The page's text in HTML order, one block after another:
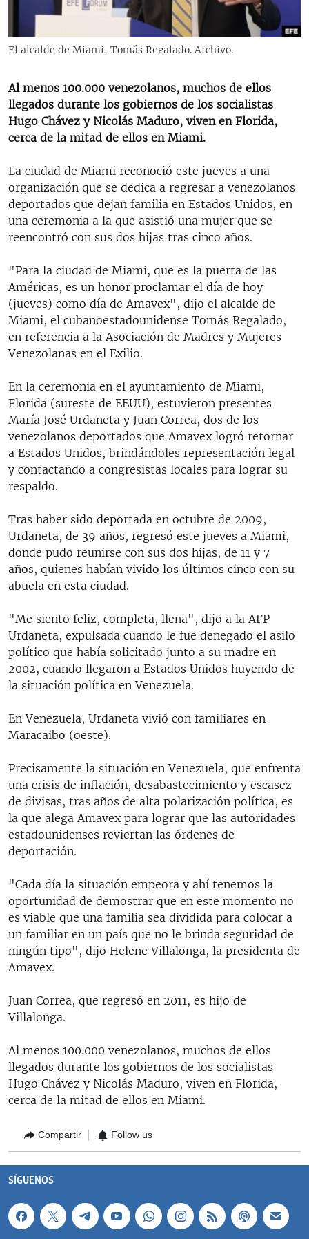
RADIO MARTÍ
ESPECIALES
LA REALIDAD DE LA VIVIENDA EN CUBA
SER VIEJO EN CUBA
KENTU-CUBANO
DESINFORMACIÓN RUSA EN AMÉRICA LATINA
LA INVASIÓN DE RUSIA A UCRANIA
EDITORIALES
SÍGUENOS
El alcalde de Miami, Tomás Regalado. Archivo.
Al menos 100.000 venezolanos, muchos de ellos
llegados durante los gobiernos de los socialistas
Hugo Chávez y Nicolás Maduro, viven en Florida,
cerca de la mitad de ellos en Miami.
La ciudad de Miami reconoció este jueves a una
organización que se dedica a regresar a venezolanos
deportados que dejan familia en Estados Unidos, en
una ceremonia a la que asistió una mujer que se
reencontró con sus dos hijas tras cinco años.
"Para la ciudad de Miami, que es la puerta de las
Américas, es un honor proclamar el día de hoy
(jueves) como día de Amavex", dijo el alcalde de
Miami, el cubanoestadounidense Tomás Regalado,
en referencia a la Asociación de Madres y Mujeres
Venezolanas en el Exilio.
En la ceremonia en el ayuntamiento de Miami,
Florida (sureste de EEUU), estuvieron presentes
María José Urdaneta y Juan Correa, dos de los
venezolanos deportados que Amavex logró retornar
a Estados Unidos, brindándoles representación legal
y contactando a congresistas locales para lograr su
respaldo.
Tras haber sido deportada en octubre de 2009,
Urdaneta, de 39 años, regresó este jueves a Miami,
donde pudo reunirse con sus dos hijas, de 11 y 7
años, quienes habían vivido los últimos cinco con su
abuela en esta ciudad.
"Me siento feliz, completa, llena", dijo a la AFP
Urdaneta, expulsada cuando le fue denegado el asilo
político que había solicitado junto a su madre en
2002, cuando llegaron a Estados Unidos huyendo de
la situación política en Venezuela.
En Venezuela, Urdaneta vivió con familiares en
Maracaibo (oeste).
Precisamente la situación en Venezuela, que enfrenta
una crisis de inflación, desabastecimiento y escasez
de divisas, tras años de alta polarización política, es
la que alega Amavex para lograr que las autoridades
estadounidenses reviertan las órdenes de
deportación.
"Cada día la situación empeora y ahí tenemos la
oportunidad de demostrar que en este momento no
es viable que una familia sea dividida para colocar a
un familiar en un país que no le brinda seguridad de
ningún tipo", dijo Helene Villalonga, la presidenta de
Amavex.
Juan Correa, que regresó en 2011, es hijo de
Villalonga.
Al menos 100.000 venezolanos, muchos de ellos
llegados durante los gobiernos de los socialistas
Hugo Chávez y Nicolás Maduro, viven en Florida,
cerca de la mitad de ellos en Miami.
Compartir Follow us
SÍGUENOS